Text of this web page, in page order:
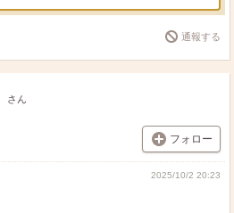
通報する
さん
フォロー
2025/10/2 20:23